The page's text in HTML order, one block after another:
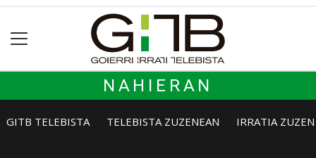
NAHIERAN
GITB TELEBISTA TELEBISTA ZUZENEAN IRRATIA